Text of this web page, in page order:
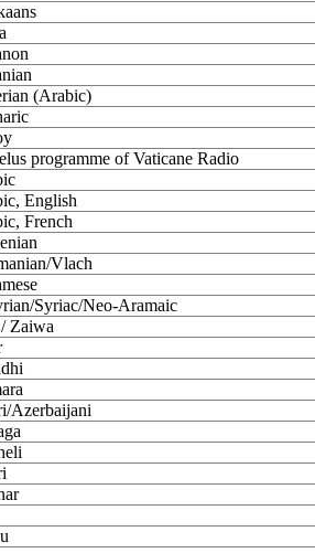
(Arabic)
programme of Vaticane Radio
English
French
Vlach
Syriac/Neo-Aramaic
Zaiwa
Azerbaijani